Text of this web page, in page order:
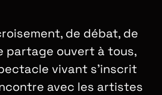
de débat, de
partage ouvert à tous,
vivant s’inscrit
avec les artistes